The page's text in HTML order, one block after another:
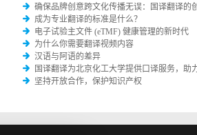
确保品牌创意跨文化传播无误：国译翻译的
成为专业翻译的标准是什么？
电子试验主文件 (eTMF) 健康管理的新时代
为什么你需要翻译视频内容
汉语与阿语的差异
国译翻译为北京化工大学提供口译服务，助
坚持开放合作，保护知识产权